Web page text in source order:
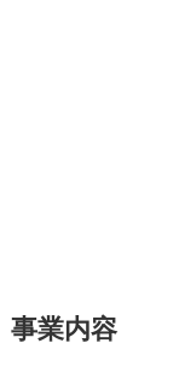
事業内容